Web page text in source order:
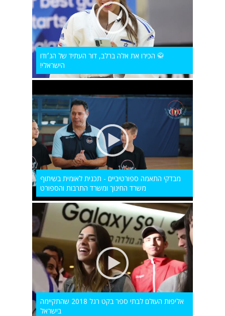
🥋 הכירו את אלה ברלב, דור העתיד של הג׳ודו
הישראלי!
מבדקי התאמה ספורטיביים - תכנית לאומית בשיתוף
משרד החינוך ומשרד התרבות והספורט
אליפות העולם לבתי ספר בקט רגל 2018 שהתקיימה
בישראל